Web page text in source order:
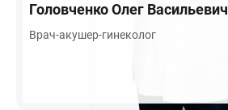
ГоловченкоОлег Васильевич
Врач-акушер-гинеколог